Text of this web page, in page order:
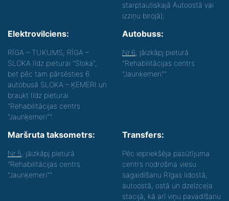
starptautiskajā Autoostā vai
izziņu birojā);
Elektrovilciens:
RĪGA – TUKUMS, RĪGA –
SLOKA līdz pieturai "Sloka",
bet pēc tam pārsēsties 6.
autobusā SLOKA – ĶEMERI un
braukt līdz pieturai
"Rehabilitācijas centrs
"Jaunķemeri"".
Autobuss:
Nr.6 , jāizkāpj pieturā
"Rehabilitācijas centrs
"Jaunķemeri"".
Maršruta taksometrs:
Nr.5 , jāizkāpj pieturā
"Rehabilitācijas centrs
"Jaunķemeri""
Transfers:
Pēc iepriekšēja pasūtījuma
centrs nodrošina viesu
sagaidīšanu Rīgas lidostā,
autoostā, ostā un dzelzceļa
stacijā, kā arī viņu pavadīšanu